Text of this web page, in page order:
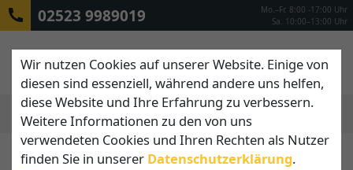
02523 9989019
Mo.–Fr. 8:00 -17:00 Uhr
Sa. 10:00–13:00 Uhr
Wir nutzen Cookies auf unserer Website. Einige von
diesen sind essenziell, während andere uns helfen,
diese Website und Ihre Erfahrung zu verbessern.
Weitere Informationen zu den von uns
verwendeten Cookies und Ihren Rechten als Nutzer
finden Sie in unserer Daten­schutz­erklärung.